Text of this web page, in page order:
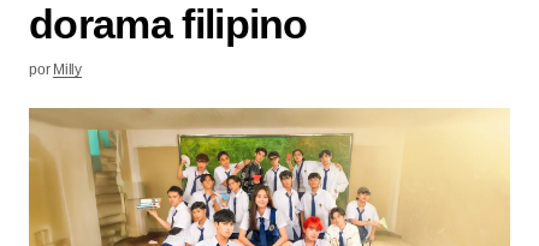
dorama filipino
por Milly